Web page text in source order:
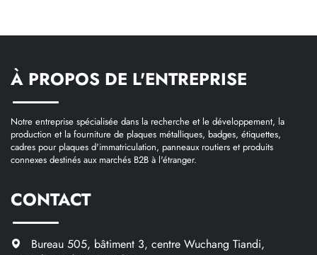
À PROPOS DE L'ENTREPRISE
Notre entreprise spécialisée dans la recherche et le développement, la
production et la fourniture de plaques métalliques, badges, étiquettes,
cadres pour plaques d'immatriculation, panneaux routiers et produits
connexes destinés aux marchés B2B à l'étranger.
CONTACT
Bureau 505, bâtiment 3, centre Wuchang Tiandi,